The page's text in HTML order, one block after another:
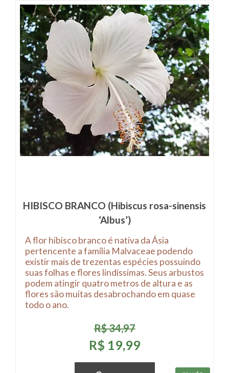
HIBISCO BRANCO (Hibiscus rosa-sinensis
‘Albus’)
A flor hibisco branco é nativa da Ásia
pertencente a família Malvaceae podendo
existir mais de trezentas espécies possuindo
suas folhas e flores lindíssimas. Seus arbustos
podem atingir quatro metros de altura e as
flores são muitas desabrochando em quase
todo o ano.
R$ 34,97
R$ 19,99